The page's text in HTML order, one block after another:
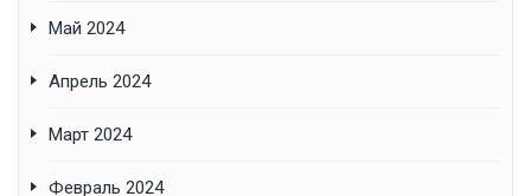
Май 2024
Апрель 2024
Март 2024
Февраль 2024